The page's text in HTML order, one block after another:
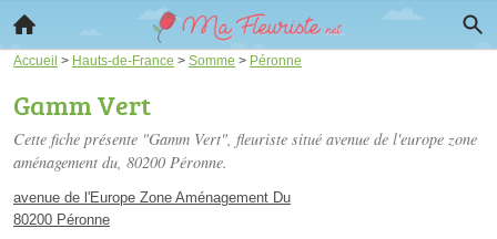
Accueil > Hauts-de-France > Somme > Péronne
Gamm Vert
Cette fiche présente "Gamm Vert", fleuriste situé avenue de l'europe zone
aménagement du, 80200 Péronne.
avenue de l'Europe Zone Aménagement Du
80200 Péronne